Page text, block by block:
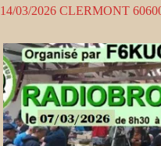
14/03/2026 CLERMONT